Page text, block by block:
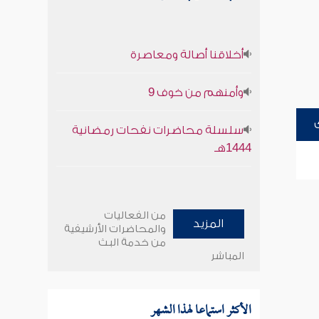
أخلاقنا أصالة ومعاصرة
وأمنهم من خوف 9
سلسلة محاضرات نفحات رمضانية
1444هـ
المزيد
من الفعاليات
والمحاضرات الأرشيفية
من خدمة البث
المباشر
الأكثر استماعا لهذا الشهر